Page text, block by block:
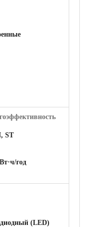
ST
год
(LED)